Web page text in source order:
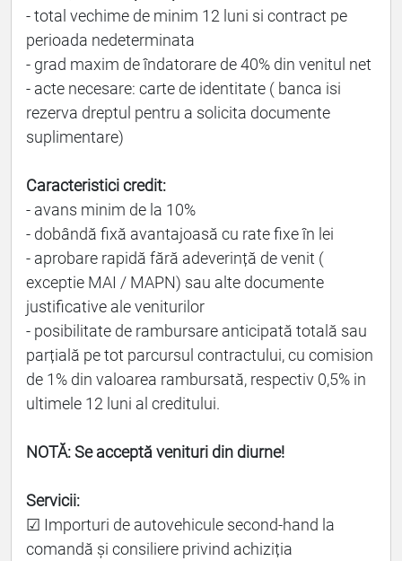
- total vechime de minim 12 luni si contract pe
perioada nedeterminata
- grad maxim de îndatorare de 40% din venitul net
- acte necesare: carte de identitate ( banca isi
rezerva dreptul pentru a solicita documente
suplimentare)
Caracteristici credit:
- avans minim de la 10%
- dobândă fixă avantajoasă cu rate fixe în lei
- aprobare rapidă fără adeverință de venit (
exceptie MAI / MAPN) sau alte documente
justificative ale veniturilor
- posibilitate de rambursare anticipată totală sau
parțială pe tot parcursul contractului, cu comision
de 1% din valoarea rambursată, respectiv 0,5% in
ultimele 12 luni al creditului.
NOTĂ: Se acceptă venituri din diurne!
Servicii:
☑ Importuri de autovehicule second-hand la
comandă și consiliere privind achiziția